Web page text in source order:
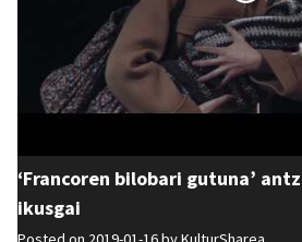
‘Francoren bilobari gutuna’
ikusgai